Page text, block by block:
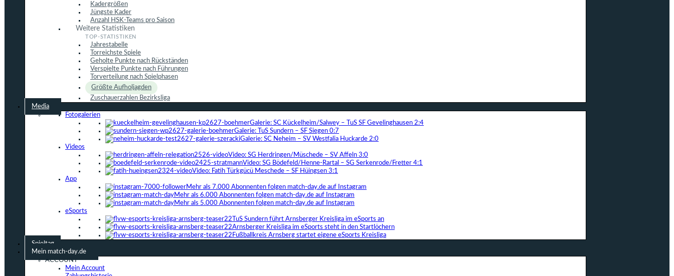
Kadergrößen
Jüngste Kader
Anzahl HSK-Teams pro Saison
Weitere Statistiken
Jahrestabelle
Torreichste Spiele
Geholte Punkte nach Rückständen
Verspielte Punkte nach Führungen
Torverteilung nach Spielphasen
Größte Aufholjagden
Zuschauerzahlen Bezirksliga
Media
Fotogalerien
Galerie: SC Kückelheim/Salwey – TuS SF Gevelinghausen 2:4
Galerie: TuS Sundern – SF Siegen 0:7
Galerie: SC Neheim – SV Westfalia Huckarde 2:0
Videos
Video: SG Herdringen/Müschede – SV Affeln 3:0
Video: SG Bödefeld/Henne-Rartal – SG Serkenrode/Fretter 4:1
Video: Fatih Türkgücü Meschede – SF Hüingsen 3:1
App
Mehr als 7.000 Abonnenten folgen match-day.de auf Instagram
Mehr als 6.000 Abonnenten folgen match-day.de auf Instagram
Mehr als 5.000 Abonnenten folgen match-day.de auf Instagram
eSports
TuS Sundern führt Arnsberger Kreisliga im eSports an
Arnsberger Kreisliga im eSports steht in den Startlöchern
Fußballkreis Arnsberg startet eigene eSports Kreisliga
Spieltag
Mein match-day.de
ACCOUNT
Mein Account